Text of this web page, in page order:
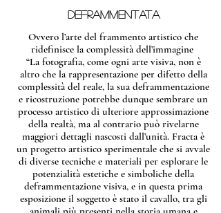
deframmentata
Ovvero l’arte del frammento artistico che
ridefinisce la complessità dell’immagine
“La fotografia, come ogni arte visiva, non è
altro che la rappresentazione per difetto della
complessità del reale, la sua deframmentazione
e ricostruzione potrebbe dunque sembrare un
processo artistico di ulteriore approssimazione
della realtà, ma al contrario può rivelarne
maggiori dettagli nascosti dall’unità. Fracta è
un progetto artistico sperimentale che si avvale
di diverse tecniche e materiali per esplorare le
potenzialità estetiche e simboliche della
deframmentazione visiva, e in questa prima
esposizione il soggetto è stato il cavallo, tra gli